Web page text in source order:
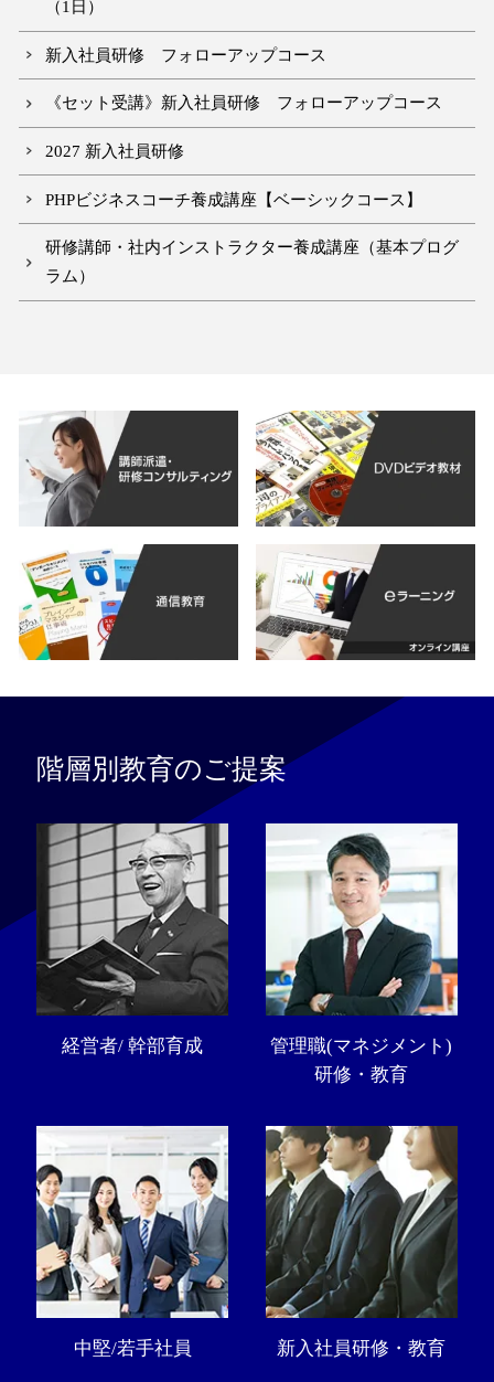
（1日）
新入社員研修 フォローアップコース
《セット受講》新入社員研修 フォローアップコース
2027 新入社員研修
PHPビジネスコーチ養成講座【ベーシックコース】
研修講師・社内インストラクター養成講座（基本プログ
ラム）
階層別教育のご提案
経営者/ 幹部育成
管理職(マネジメント)
研修・教育
中堅/若手社員 新入社員研修・教育